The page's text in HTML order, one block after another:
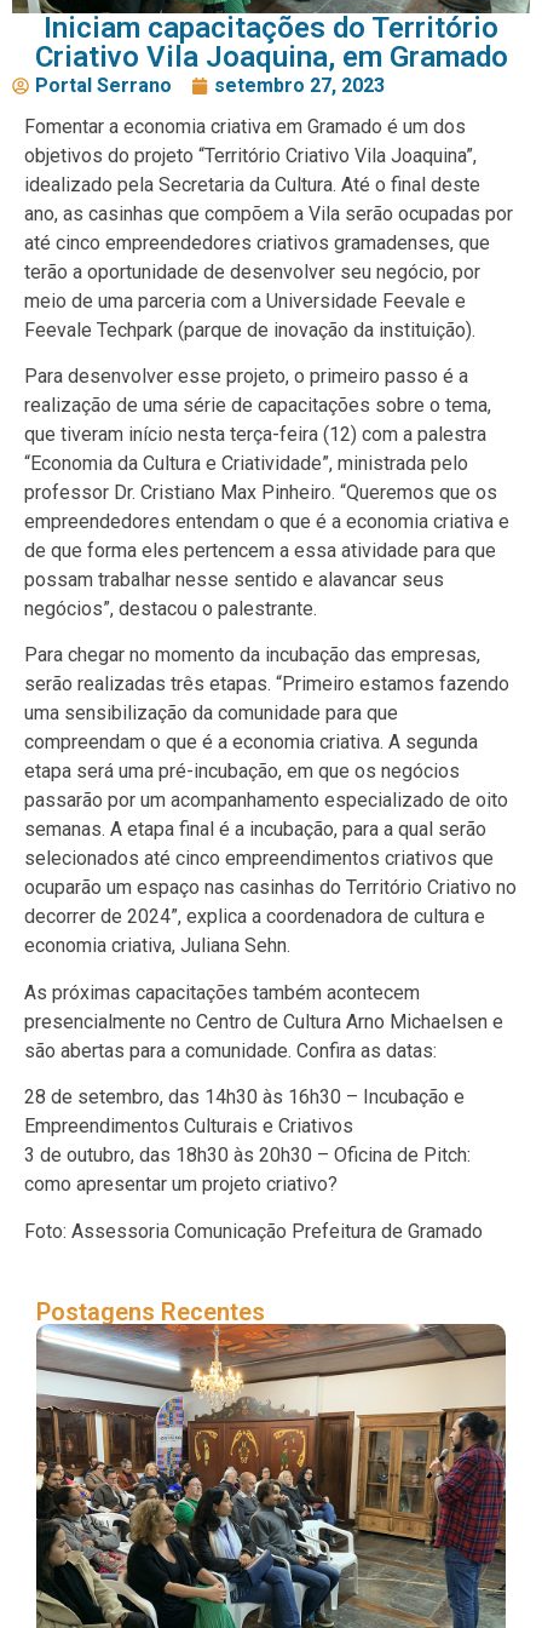
Iniciam capacitações do Território
Criativo Vila Joaquina, em Gramado
Portal Serrano
setembro 27, 2023
Fomentar a economia criativa em Gramado é um dos
objetivos do projeto “Território Criativo Vila Joaquina”,
idealizado pela Secretaria da Cultura. Até o final deste
ano, as casinhas que compõem a Vila serão ocupadas por
até cinco empreendedores criativos gramadenses, que
terão a oportunidade de desenvolver seu negócio, por
meio de uma parceria com a Universidade Feevale e
Feevale Techpark (parque de inovação da instituição).
Para desenvolver esse projeto, o primeiro passo é a
realização de uma série de capacitações sobre o tema,
que tiveram início nesta terça-feira (12) com a palestra
“Economia da Cultura e Criatividade”, ministrada pelo
professor Dr. Cristiano Max Pinheiro. “Queremos que os
empreendedores entendam o que é a economia criativa e
de que forma eles pertencem a essa atividade para que
possam trabalhar nesse sentido e alavancar seus
negócios”, destacou o palestrante.
Para chegar no momento da incubação das empresas,
serão realizadas três etapas. “Primeiro estamos fazendo
uma sensibilização da comunidade para que
compreendam o que é a economia criativa. A segunda
etapa será uma pré-incubação, em que os negócios
passarão por um acompanhamento especializado de oito
semanas. A etapa final é a incubação, para a qual serão
selecionados até cinco empreendimentos criativos que
ocuparão um espaço nas casinhas do Território Criativo no
decorrer de 2024”, explica a coordenadora de cultura e
economia criativa, Juliana Sehn.
As próximas capacitações também acontecem
presencialmente no Centro de Cultura Arno Michaelsen e
são abertas para a comunidade. Confira as datas:
28 de setembro, das 14h30 às 16h30 – Incubação e
Empreendimentos Culturais e Criativos
3 de outubro, das 18h30 às 20h30 – Oficina de Pitch:
como apresentar um projeto criativo?
Foto: Assessoria Comunicação Prefeitura de Gramado
Postagens Recentes